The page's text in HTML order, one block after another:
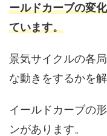
ールドカーブの変
ています。
景気サイクルの各
な動きをするかを
イールドカーブの
ンがあります。